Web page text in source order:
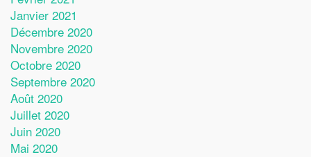
Janvier 2021
Décembre 2020
Novembre 2020
Octobre 2020
Septembre 2020
Août 2020
Juillet 2020
Juin 2020
Mai 2020